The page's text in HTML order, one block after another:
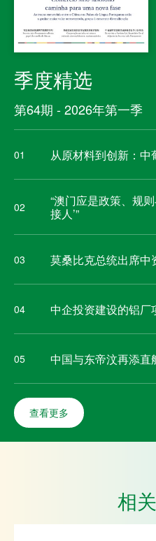
季度精选
第64期 - 2026年第一季
01 从原材料到创新：中
02
“澳门应是政策、规
接人’”
03 莫桑比克总统出席中
04 中企投资建设的铝厂
05 中国与东帝汶再添直
查看更多
相